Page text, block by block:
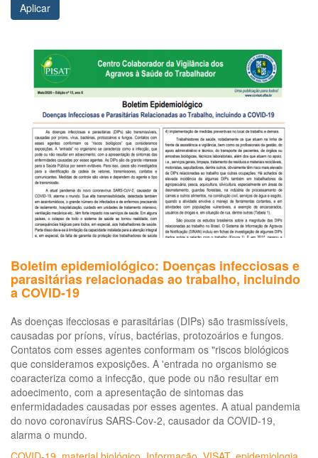
Aplicar
Boletim epidemiológico: Doenças infecciosas e
parasitárias relacionadas ao trabalho, incluindo
a COVID-19
As doenças ifecciosas e parasitárias (DIPs) são trasmissíveis,
causadas por príons, vírus, bactérias, protozoários e fungos.
Contatos com esses agentes conformam os "riscos biológicos
que consideramos exposições. A 'entrada no organismo se
coaracteriza como a infecção, que pode ou não resultar em
adoecimento, com a apresentação de sintomas das
enfermidadades causadas por esses agentes. A atual pandemia
do novo coronavírus SARS-Cov-2, causador da COVID-19,
alarma o mundo.